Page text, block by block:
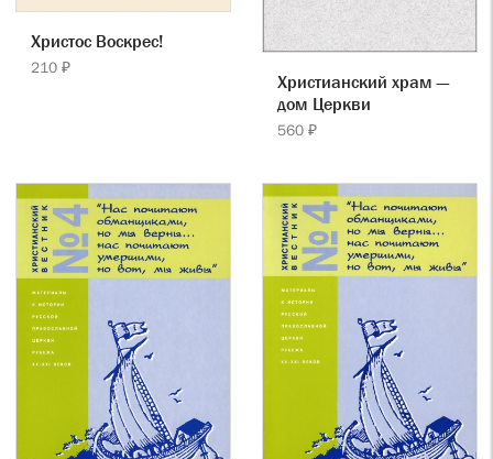
Христос Воскрес!
210 ₽
Христианский храм —
дом Церкви
560 ₽